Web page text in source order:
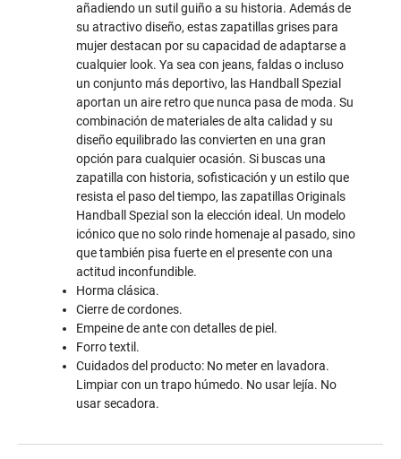
añadiendo un sutil guiño a su historia. Además de
su atractivo diseño, estas zapatillas grises para
mujer destacan por su capacidad de adaptarse a
cualquier look. Ya sea con jeans, faldas o incluso
un conjunto más deportivo, las Handball Spezial
aportan un aire retro que nunca pasa de moda. Su
combinación de materiales de alta calidad y su
diseño equilibrado las convierten en una gran
opción para cualquier ocasión. Si buscas una
zapatilla con historia, sofisticación y un estilo que
resista el paso del tiempo, las zapatillas Originals
Handball Spezial son la elección ideal. Un modelo
icónico que no solo rinde homenaje al pasado, sino
que también pisa fuerte en el presente con una
actitud inconfundible.
Horma clásica.
Cierre de cordones.
Empeine de ante con detalles de piel.
Forro textil.
Cuidados del producto: No meter en lavadora.
Limpiar con un trapo húmedo. No usar lejía. No
usar secadora.